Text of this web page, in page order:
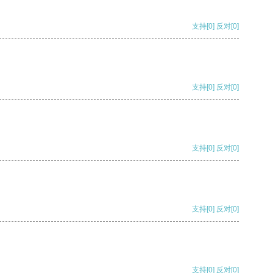
支持[0] 反对[0]
支持[0] 反对[0]
支持[0] 反对[0]
支持[0] 反对[0]
支持[0] 反对[0]